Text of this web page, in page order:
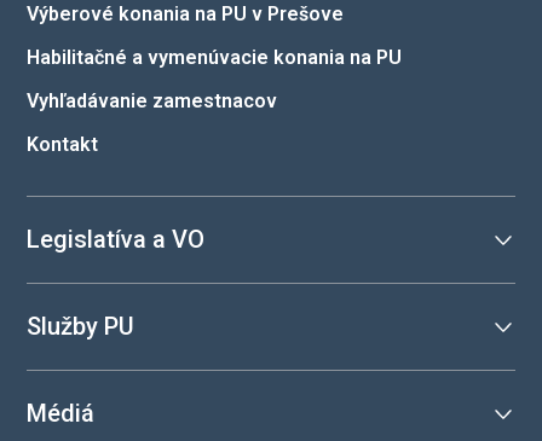
Výberové konania na PU v Prešove
Habilitačné a vymenúvacie konania na PU
Vyhľadávanie zamestnacov
Kontakt
Legislatíva a VO
Služby PU
Médiá